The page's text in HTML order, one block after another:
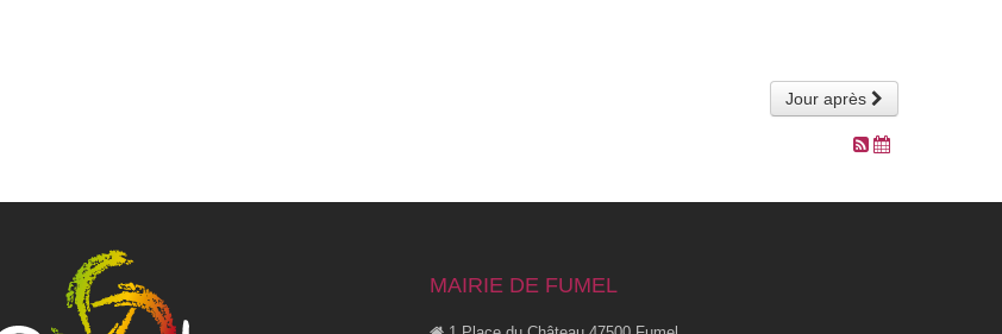
Jour après
MAIRIE DE FUMEL